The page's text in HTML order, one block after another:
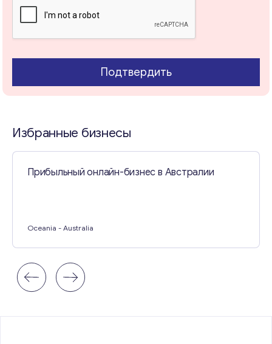
Подтвердить
Избранные бизнесы
Прибыльный онлайн-бизнес в Австралии
Oceania - Australia